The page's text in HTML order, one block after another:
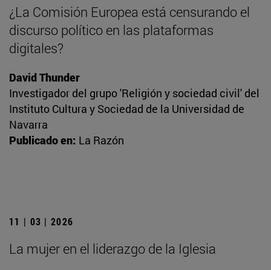
¿La Comisión Europea está censurando el
discurso político en las plataformas
digitales?
David Thunder
Investigador del grupo 'Religión y sociedad civil' del
Instituto Cultura y Sociedad de la Universidad de
Navarra
Publicado en: La Razón
11 | 03 | 2026
La mujer en el liderazgo de la Iglesia